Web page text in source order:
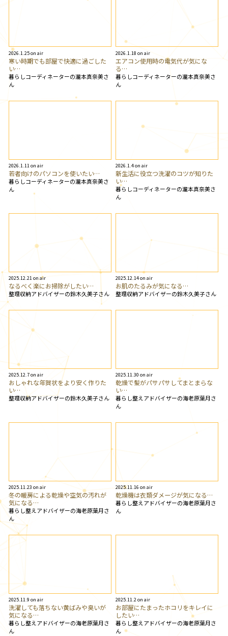
2026.1.25 on air
寒い時期でも部屋で快適に過ごした
い…
暮らしコーディネーターの瀧本真奈美さ
ん
2026.1.18 on air
エアコン使用時の電気代が気にな
る…
暮らしコーディネーターの瀧本真奈美さ
ん
2026.1.11 on air
若者向けのパソコンを使いたい…
暮らしコーディネーターの瀧本真奈美さ
ん
2026.1.4 on air
新生活に役立つ洗濯のコツが知りた
い…
暮らしコーディネーターの瀧本真奈美さ
ん
2025.12.21 on air
なるべく楽にお掃除がしたい…
整理収納アドバイザーの鈴木久美子さん
2025.12.14 on air
お肌のたるみが気になる…
整理収納アドバイザーの鈴木久美子さん
2025.12.7 on air
おしゃれな年賀状をより安く作りた
い…
整理収納アドバイザーの鈴木久美子さん
2025.11.30 on air
乾燥で髪がパサパサしてまとまらな
い…
暮らし整えアドバイザーの海老原葉月さ
ん
2025.11.23 on air
冬の暖房による乾燥や空気の汚れが
気になる…
暮らし整えアドバイザーの海老原葉月さ
ん
2025.11.16 on air
乾燥機は衣類ダメージが気になる…
暮らし整えアドバイザーの海老原葉月さ
ん
2025.11.9 on air
洗濯しても落ちない黄ばみや臭いが
気になる…
暮らし整えアドバイザーの海老原葉月さ
ん
2025.11.2 on air
お部屋にたまったホコリをキレイに
したい…
暮らし整えアドバイザーの海老原葉月さ
ん